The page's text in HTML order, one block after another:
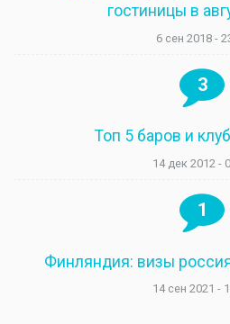
гостиницы в
6 сен 2018 -
3
Топ 5 баров и
14 дек 2012 -
1
Финляндия: визы
14 сен 2021 -